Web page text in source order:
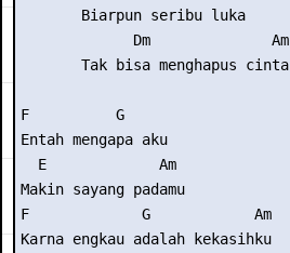
       Biarpun seribu luka
             Dm              Am
       Tak bisa menghapus cinta
F          G
Entah mengapa aku
  E             Am
Makin sayang padamu
F             G            Am
Karna engkau adalah kekasihku